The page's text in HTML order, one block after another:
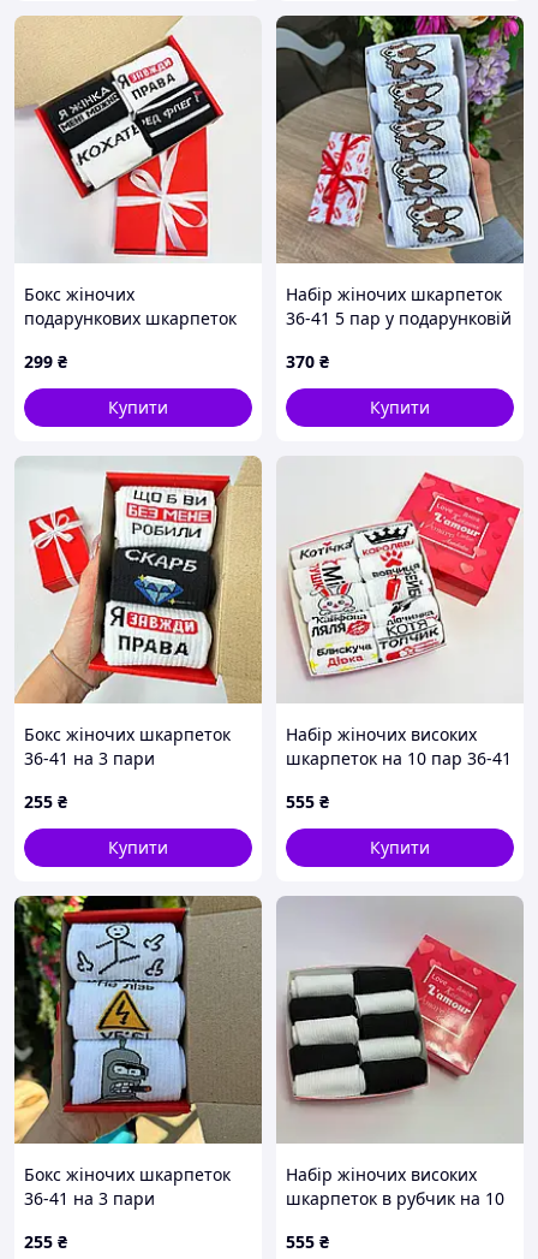
Бокс жіночих
подарункових шкарпеток
299 ₴
Купити
Набір жіночих шкарпеток
36-41 5 пар у подарунковій
370 ₴
Купити
Бокс жіночих шкарпеток
36-41 на 3 пари
255 ₴
Купити
Набір жіночих високих
шкарпеток на 10 пар 36-41
555 ₴
Купити
Бокс жіночих шкарпеток
36-41 на 3 пари
255 ₴
Набір жіночих високих
шкарпеток в рубчик на 10
коробці
555 ₴